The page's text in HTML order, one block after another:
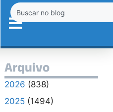
Arquivo
2026 (838)
2025(1494)